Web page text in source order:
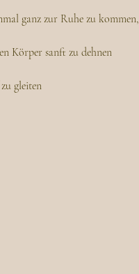
ganz zur Ruhe zu kommen,
Körper sanft zu dehnen
gleiten